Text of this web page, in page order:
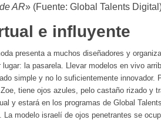
AR» (Fuente: Global Talents
e influyente
presenta a muchos diseñadores y
la pasarela. Llevar modelos en vivo
simple y no lo suficientemente innovador.
tiene ojos azules, pelo castaño rizado y
y estará en los programas de Global
modelo israelí de ojos penetrantes se